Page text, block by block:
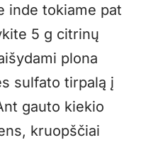
inde tokiame pat
5 g citrinų
plona
sulfato tirpalą į
gauto kiekio
kruopščiai